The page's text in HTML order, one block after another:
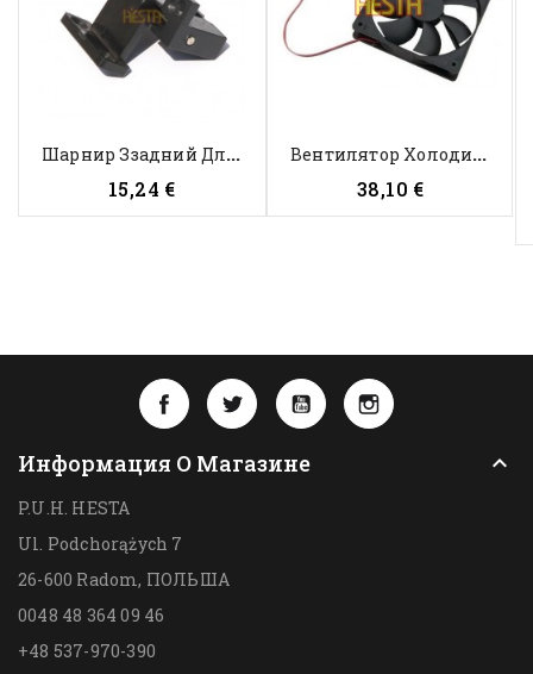
Ш
Арнир Ззадний Для Холодильника...
Price
15,24 €
В
Ентилятор Холодильной Камеры...
Price
38,10 €
FacebookTwitterYouTubeInstagram
Информация О Магазине 
P.U.H. HESTA
Ul. Podchorążych 7
26-600 Radom, ПОЛЬША
0048 48 364 09 46
+48 537-970-390